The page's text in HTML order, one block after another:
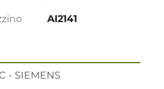
- SIEMENS
AI2141